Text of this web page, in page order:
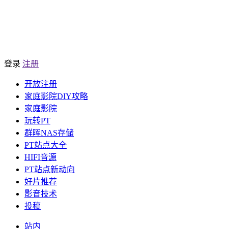
登录 注册
开放注册
家庭影院DIY攻略
家庭影院
玩转PT
群晖NAS存储
PT站点大全
HIFI音源
PT站点新动向
好片推荐
影音技术
投稿
站内